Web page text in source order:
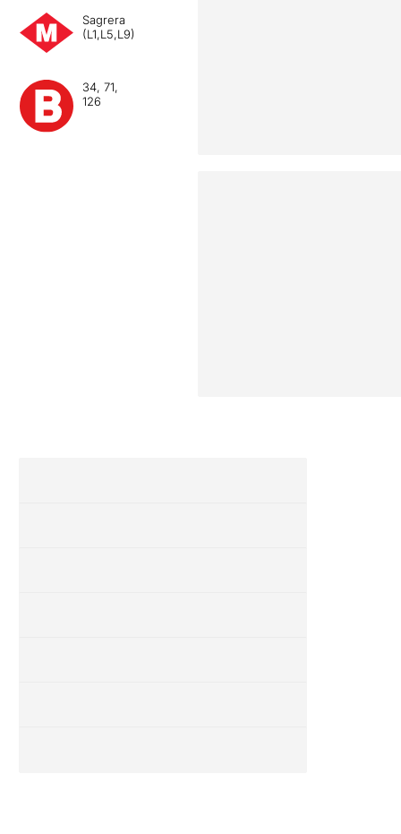
Sagrera
(L1,L5,L9)
34, 71,
126